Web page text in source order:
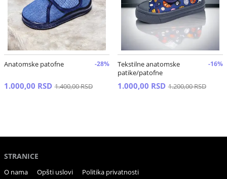
Anatomske patofne -28%
1.000,00 RSD 1.400,00 RSD
Tekstilne anatomske
patike/patofne
-16%
1.000,00 RSD 1.200,00 RSD
STRANICE
O nama Opšti uslovi
Politika privatnosti